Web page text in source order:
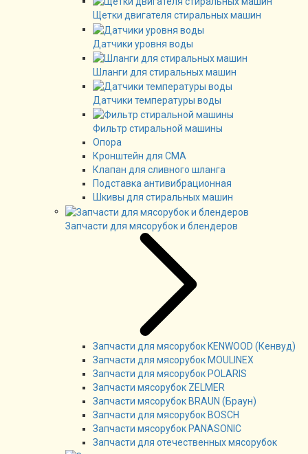
Щетки двигателя стиральных машин
Датчики уровня воды
Шланги для стиральных машин
Датчики температуры воды
Фильтр стиральной машины
Опора
Кронштейн для СМА
Клапан для сливного шланга
Подставка антивибрационная
Шкивы для стиральных машин
Запчасти для мясорубок и блендеров
Запчасти для мясорубок KENWOOD (Кенвуд)
Запчасти для мясорубок MOULINEX
Запчасти для мясорубок POLARIS
Запчасти мясорубок ZELMER
Запчасти мясорубок BRAUN (Браун)
Запчасти для мясорубок BOSCH
Запчасти мясорубок PANASONIC
Запчасти для отечественных мясорубок